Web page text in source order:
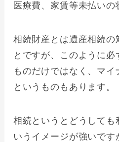
医療費、家賃等未払いの
相続財産とは遺産相続の
とですが、このように必
ものだけではなく、マ
というものもあります。
相続というとどうしても
いうイメージが強いです